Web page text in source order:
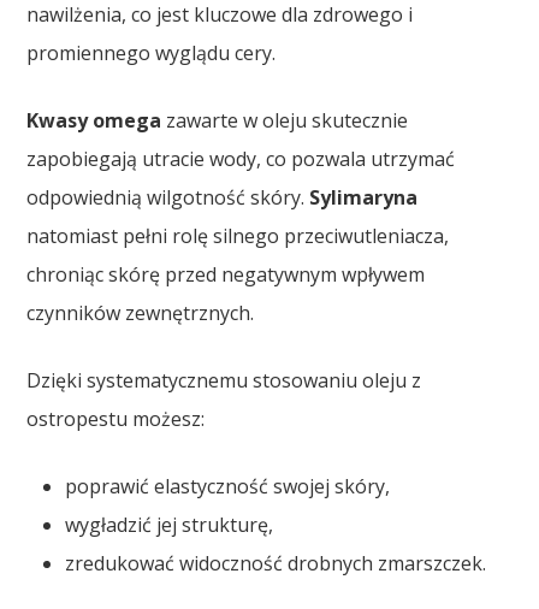
nawilżenia, co jest kluczowe dla zdrowego i
promiennego wyglądu cery.
Kwasy omega zawarte w oleju skutecznie
zapobiegają utracie wody, co pozwala utrzymać
odpowiednią wilgotność skóry. Sylimaryna
natomiast pełni rolę silnego przeciwutleniacza,
chroniąc skórę przed negatywnym wpływem
czynników zewnętrznych.
Dzięki systematycznemu stosowaniu oleju z
ostropestu możesz:
poprawić elastyczność swojej skóry,
wygładzić jej strukturę,
zredukować widoczność drobnych zmarszczek.